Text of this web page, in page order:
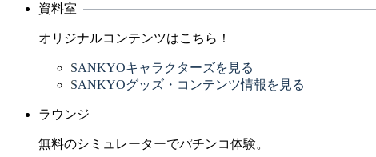
資料室
オリジナルコンテンツはこちら！
SANKYOキャラクターズを見る
SANKYOグッズ・コンテンツ情報を見る
ラウンジ
無料のシミュレーターでパチンコ体験。